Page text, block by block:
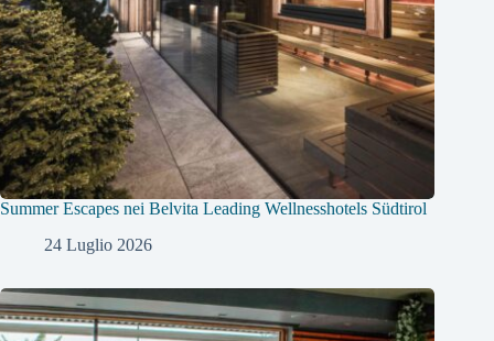
Summer Escapes nei Belvita Leading Wellnesshotels Südtirol
24 Luglio 2026